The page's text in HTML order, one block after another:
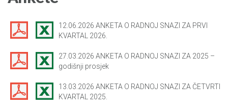
12.06.2026 ANKETA O RADNOJ SNAZI ZA PRVI
KVARTAL 2026.
27.03.2026 ANKETA O RADNOJ SNAZI ZA 2025 –
godišnji prosjek
13.03.2026 ANKETA O RADNOJ SNAZI ZA ČETVRTI
KVARTAL 2025.